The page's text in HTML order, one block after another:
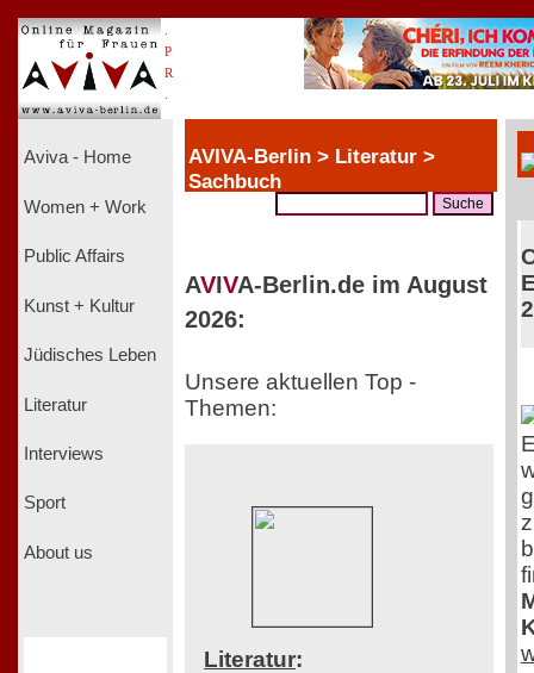
P
R
Aviva - Home
Women + Work
Public Affairs
Kunst + Kultur
Jüdisches Leben
Literatur
Interviews
Sport
About us
AVIVA-Berlin > Literatur >
Sachbuch
AVIVA-Berlin.de im August
2026:
Unsere aktuellen Top -
Themen:
Literatur: